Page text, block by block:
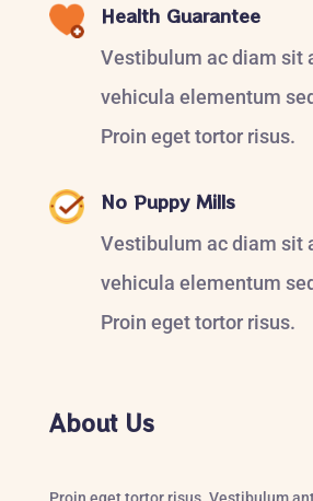
Health Guarantee
Vestibulum ac diam sit
vehicula elementum
Proin eget tortor risus.
No Puppy Mills
Vestibulum ac diam sit
vehicula elementum
Proin eget tortor risus.
About Us
Proin eget tortor risus. Vestibulum